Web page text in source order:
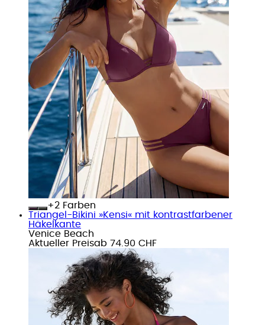
+
Farben
Triangel-Bikini »Kensi« mit kontrastfarbener
Häkelkante
Venice Beach
Aktueller Preisab 74.90 CHF